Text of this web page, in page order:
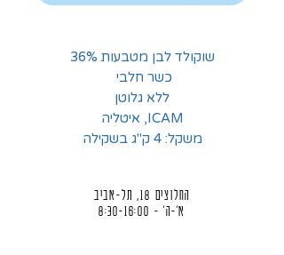
שוקולד לבן מטבעות 36%
כשר חלבי
ללא גלוטן
ICAM, איטליה
משקל: 4 ק"ג בשקילה
החלוצים 18, תל-אביב
א'-ה' - 8:30-16:00